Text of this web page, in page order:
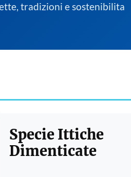
tradizioni e sostenibilita
Specie Ittiche
Dimenticate